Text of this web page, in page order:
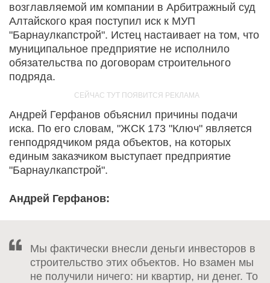
возглавляемой им компании в Арбитражный суд
Алтайского края поступил иск к МУП
"Барнаулкапстрой". Истец настаивает на том, что
муниципальное предприятие не исполнило
обязательства по договорам строительного
подряда.
Андрей Герфанов объяснил причины подачи
иска. По его словам, "ЖСК 173 "Ключ" является
генподрядчиком ряда объектов, на которых
единым заказчиком выступает предприятие
"Барнаулкапстрой".
Андрей Герфанов:
Мы фактически внесли деньги инвесторов в
строительство этих объектов. Но взамен мы
не получили ничего: ни квартир, ни денег. То